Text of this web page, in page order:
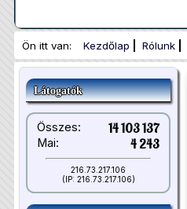
Ön itt van: Kezdőlap Rólunk
Látogatók
Összes: 14 103 137
Mai: 4 243
216.73.217.106
(IP: 216.73.217.106)